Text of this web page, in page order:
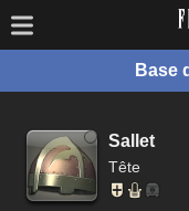
Base
Sallet
Tête